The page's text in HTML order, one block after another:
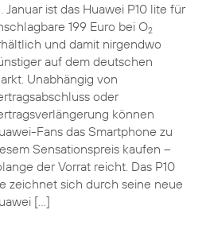
Januar ist das Huawei P10 lite für
199 Euro bei O2
und damit nirgendwo
auf dem deutschen
Unabhängig von
oder
können
Fans das Smartphone zu
Sensationspreis kaufen –
der Vorrat reicht. Das P10
zeichnet sich durch seine neue
[…]